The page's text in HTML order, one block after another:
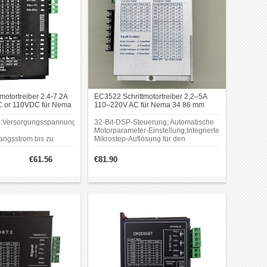
2.4-7.2A
or 110VDC für Nema
bis zu
und binär, bis
U;Geeignet für 2-
Motoren.
€61.56
EC3522 Schrittmotortreiber 2,2–5A
110–220V AC für Nema 34 86 mm
32-Bit-DSP-Steuerung; Automatische
Motorparameter-Einstellung;Integrierte
Mikrostep-Auflösung für den
Dual-Puls- und Einzelpuls-
Steuermodus.
€81.90